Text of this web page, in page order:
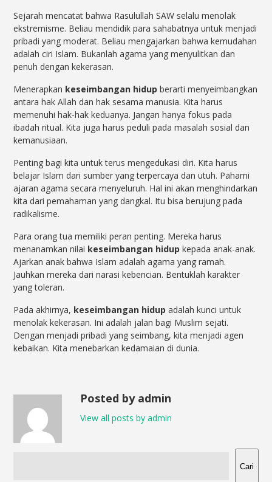
Sejarah mencatat bahwa Rasulullah SAW selalu menolak
ekstremisme. Beliau mendidik para sahabatnya untuk menjadi
pribadi yang moderat. Beliau mengajarkan bahwa kemudahan
adalah ciri Islam. Bukanlah agama yang menyulitkan dan
penuh dengan kekerasan.
Menerapkan keseimbangan hidup berarti menyeimbangkan
antara hak Allah dan hak sesama manusia. Kita harus
memenuhi hak-hak keduanya. Jangan hanya fokus pada
ibadah ritual. Kita juga harus peduli pada masalah sosial dan
kemanusiaan.
Penting bagi kita untuk terus mengedukasi diri. Kita harus
belajar Islam dari sumber yang terpercaya dan utuh. Pahami
ajaran agama secara menyeluruh. Hal ini akan menghindarkan
kita dari pemahaman yang dangkal. Itu bisa berujung pada
radikalisme.
Para orang tua memiliki peran penting. Mereka harus
menanamkan nilai keseimbangan hidup kepada anak-anak.
Ajarkan anak bahwa Islam adalah agama yang ramah.
Jauhkan mereka dari narasi kebencian. Bentuklah karakter
yang toleran.
Pada akhirnya, keseimbangan hidup adalah kunci untuk
menolak kekerasan. Ini adalah jalan bagi Muslim sejati.
Dengan menjadi pribadi yang seimbang, kita menjadi agen
kebaikan. Kita menebarkan kedamaian di dunia.
Posted by admin
View all posts by admin
Cari